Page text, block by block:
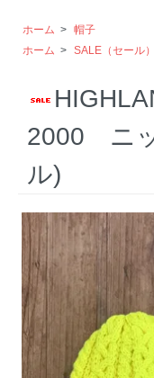
ホーム > 帽子
ホーム > SALE（セール）
2000 ニ
ル)